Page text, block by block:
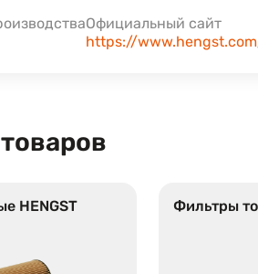
Официальный сайт
https://
HENGST Фильтры